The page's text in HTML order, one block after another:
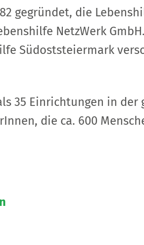
gegründet, die
NetzWerk
Südoststeiermark
35 Einrichtungen in der
die ca. 600